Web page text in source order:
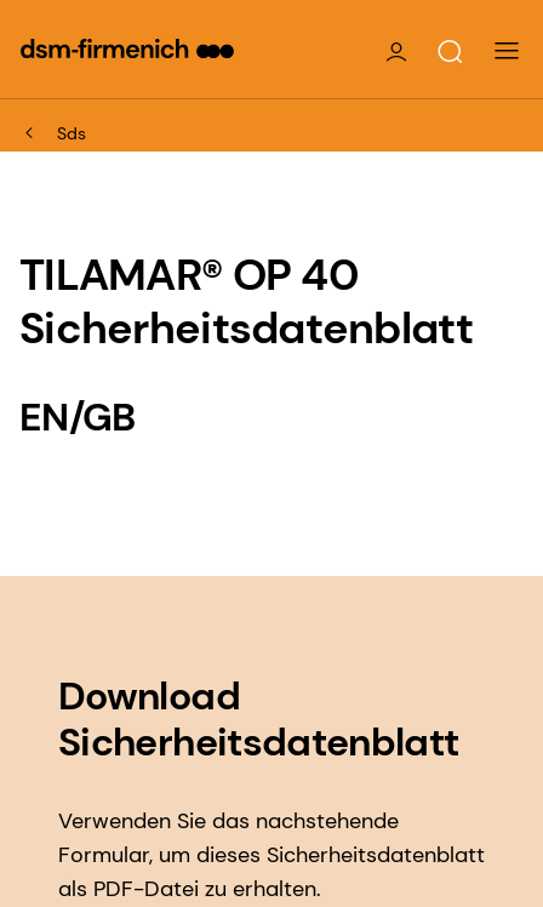
Sds
TILAMAR® OP 40
Sicherheitsdatenblatt
EN/GB
Download
Sicherheitsdatenblatt
Verwenden Sie das nachstehende
Formular, um dieses Sicherheitsdatenblatt
als PDF-Datei zu erhalten.